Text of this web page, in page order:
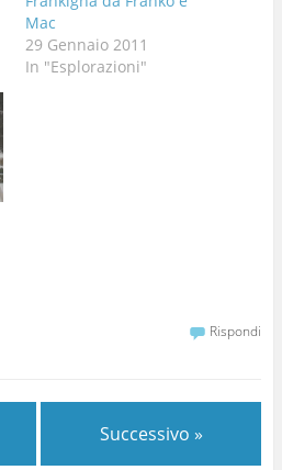
Mac
29 Gennaio 2011
In "Esplorazioni"
Rispondi
Successivo »